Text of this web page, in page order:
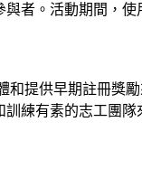
者。活動期間，
提供早期註冊獎
練有素的志工團隊